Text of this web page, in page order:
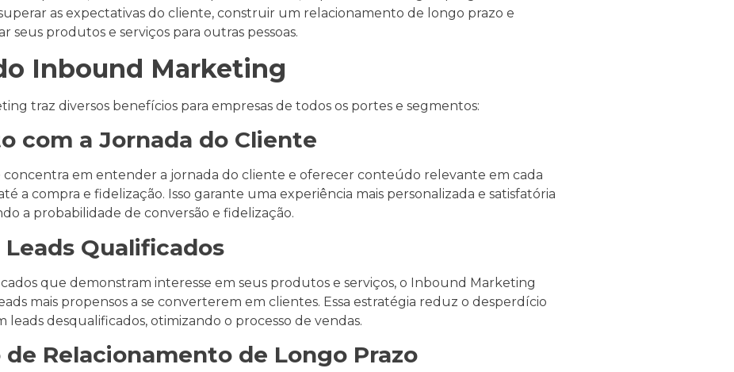
as expectativas do cliente, construir um relacionamento de longo prazo e
seus produtos e serviços para outras pessoas.
Inbound Marketing
traz diversos benefícios para empresas de todos os portes e segmentos:
com a Jornada do Cliente
em entender a jornada do cliente e oferecer conteúdo relevante em cada
a compra e fidelização. Isso garante uma experiência mais personalizada e satisfatória
a probabilidade de conversão e fidelização.
Leads Qualificados
que demonstram interesse em seus produtos e serviços, o Inbound Marketing
mais propensos a se converterem em clientes. Essa estratégia reduz o desperdício
leads desqualificados, otimizando o processo de vendas.
de Relacionamento de Longo Prazo